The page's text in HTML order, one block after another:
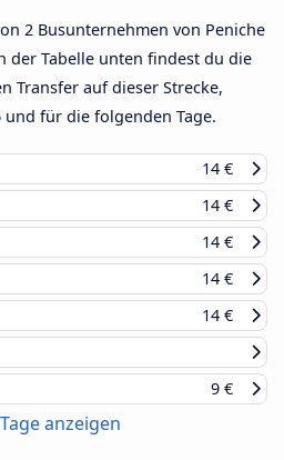
2 Busunternehmen von Peniche
der Tabelle unten findest du die
Transfer auf dieser Strecke,
und für die folgenden Tage.
14 €
14 €
14 €
14 €
14 €
9 €
anzeigen